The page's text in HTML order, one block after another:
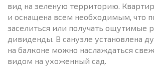
вид на зеленую территорию.
и оснащена всем необходимым, что
заселиться или получать ощутимые
дивиденды. В санузле установлена
на балконе можно наслаждаться
видом на ухоженный сад.